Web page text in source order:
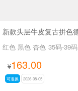
红色 黑色 杏色 35码-39码
¥163.00
可退换 2026-08-05